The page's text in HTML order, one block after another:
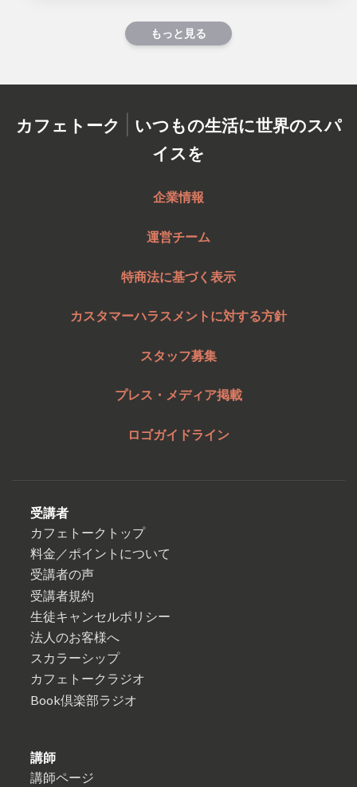
もっと見る
カフェトーク | いつもの生活に世界のスパ
イスを
企業情報
運営チーム
特商法に基づく表示
カスタマーハラスメントに対する方針
スタッフ募集
プレス・メディア掲載
ロゴガイドライン
受講者
カフェトークトップ
料金／ポイントについて
受講者の声
受講者規約
生徒キャンセルポリシー
法人のお客様へ
スカラーシップ
カフェトークラジオ
Book倶楽部ラジオ
講師
講師ページ